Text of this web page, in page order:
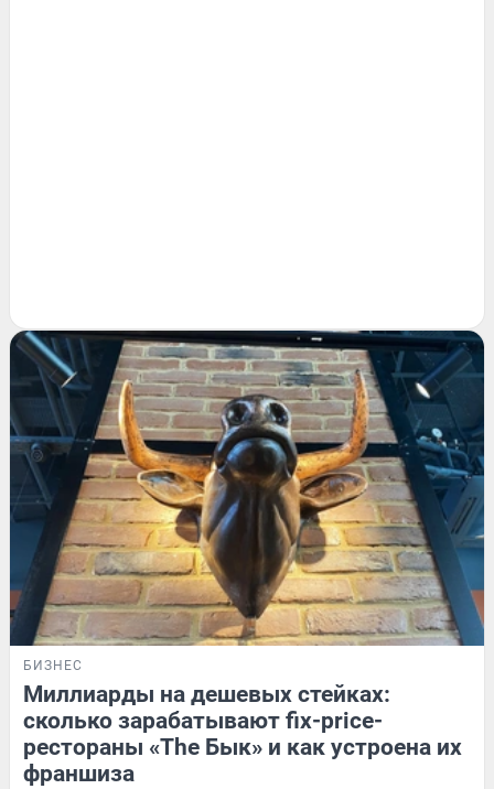
БИЗНЕС
Миллиарды на дешевых стейках:
сколько зарабатывают fix-price-
рестораны «The Бык» и как устроена их
франшиза